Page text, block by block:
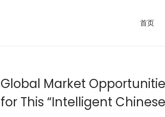
首页
Global Market
for This “Intelligent